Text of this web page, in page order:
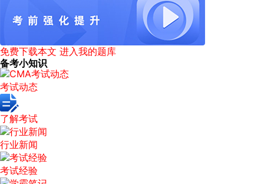
免费下载本文 进入我的题库
备考小知识
考试动态
了解考试
行业新闻
考试经验